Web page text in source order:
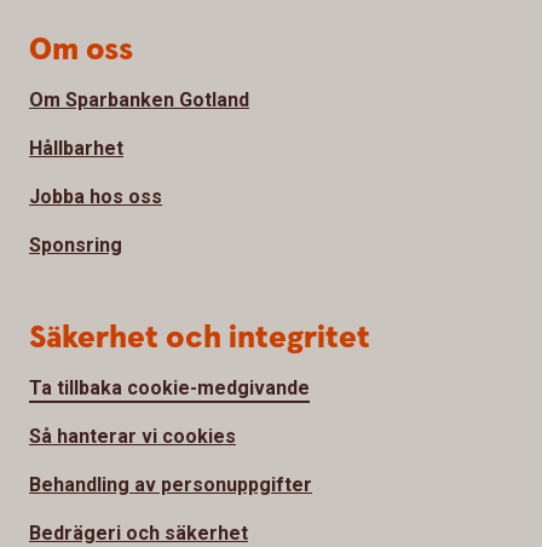
Om oss
Om Sparbanken Gotland
Hållbarhet
Jobba hos oss
Sponsring
Säkerhet och integritet
Ta tillbaka cookie-medgivande
Så hanterar vi cookies
Behandling av personuppgifter
Bedrägeri och säkerhet